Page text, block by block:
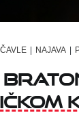
NAJAVA